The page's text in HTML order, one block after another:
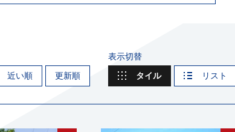
近い順 更新順
表示切替
タイル
リスト